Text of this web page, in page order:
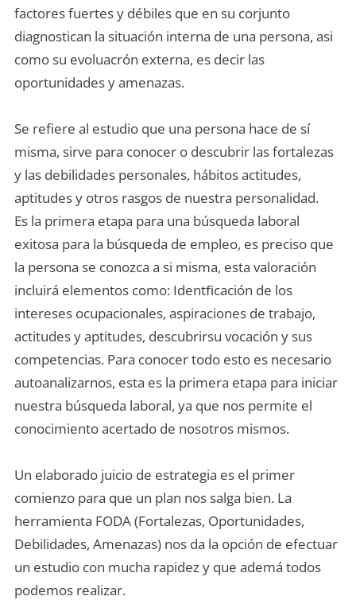
factores fuertes y débiles que en su corjunto
diagnostican la situación interna de una persona, asi
como su evoluacrón externa, es decir las
oportunidades y amenazas.
Se refiere al estudio que una persona hace de sí
misma, sirve para conocer o descubrir las fortalezas
y las debilidades personales, hábitos actitudes,
aptitudes y otros rasgos de nuestra personalidad.
Es la primera etapa para una búsqueda laboral
exitosa para la búsqueda de empleo, es preciso que
la persona se conozca a si misma, esta valoración
incluirá elementos como: Identﬁcación de los
intereses ocupacionales, aspiraciones de trabajo,
actitudes y aptitudes, descubrirsu vocación y sus
competencias. Para conocer todo esto es necesario
autoanalizarnos, esta es la primera etapa para iniciar
nuestra búsqueda laboral, ya que nos permite el
conocimiento acertado de nosotros mismos.
Un elaborado juicio de estrategia es el primer
comienzo para que un plan nos salga bien. La
herramienta FODA (Fortalezas, Oportunidades,
Debilidades, Amenazas) nos da la opción de efectuar
un estudio con mucha rapidez y que ademá todos
podemos realizar.